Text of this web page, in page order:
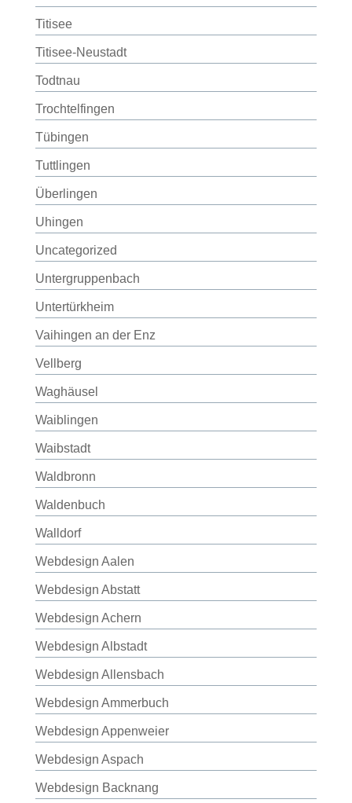
Titisee
Titisee-Neustadt
Todtnau
Trochtelfingen
Tübingen
Tuttlingen
Überlingen
Uhingen
Uncategorized
Untergruppenbach
Untertürkheim
Vaihingen an der Enz
Vellberg
Waghäusel
Waiblingen
Waibstadt
Waldbronn
Waldenbuch
Walldorf
Webdesign Aalen
Webdesign Abstatt
Webdesign Achern
Webdesign Albstadt
Webdesign Allensbach
Webdesign Ammerbuch
Webdesign Appenweier
Webdesign Aspach
Webdesign Backnang